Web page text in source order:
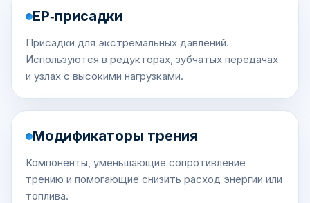
EP‑присадки
Присадки для экстремальных давлений.
Используются в редукторах, зубчатых передачах
и узлах с высокими нагрузками.
Модификаторы трения
Компоненты, уменьшающие сопротивление
трению и помогающие снизить расход энергии или
топлива.